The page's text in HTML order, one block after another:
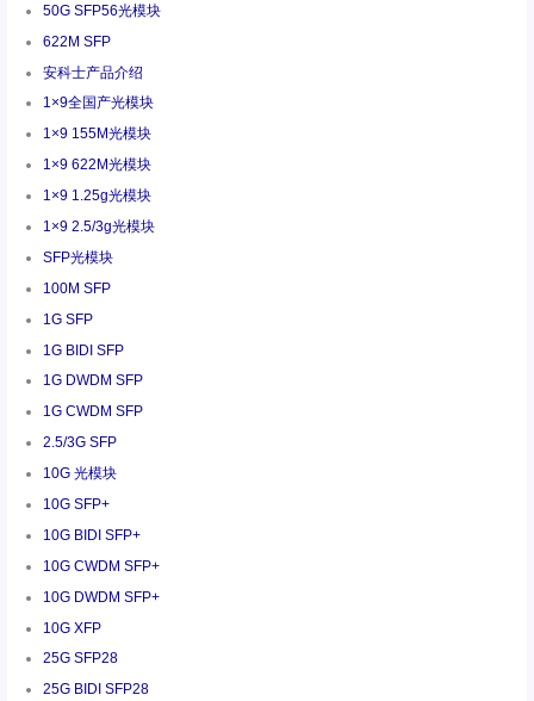
50G SFP56光模块
622M SFP
安科士产品介绍
1×9全国产光模块
1×9 155M光模块
1×9 622M光模块
1×9 1.25g光模块
1×9 2.5/3g光模块
SFP光模块
100M SFP
1G SFP
1G BIDI SFP
1G DWDM SFP
1G CWDM SFP
2.5/3G SFP
10G 光模块
10G SFP+
10G BIDI SFP+
10G CWDM SFP+
10G DWDM SFP+
10G XFP
25G SFP28
25G BIDI SFP28